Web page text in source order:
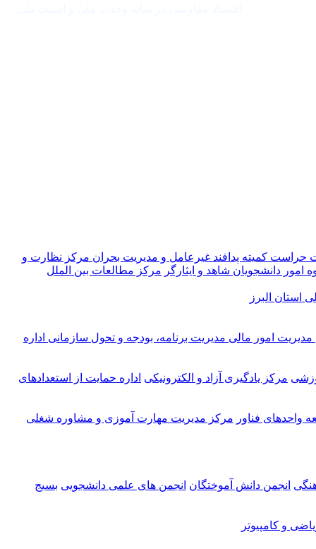
حراست کمیته پدافند غیرعامل و مدیریت بحران مرکز نظارت و
امور دانشجویان شاهد و ایثارگر مرکز مطالعات بین الملل
استان البرز
مدیریت امور مالی مدیریت برنامه، بودجه و تحول سازمانی اداره
مرکز یادگیری آزاد و الکترونیکی اداره حمایت از استعدادهای
واحدهای فناور مرکز مدیریت مهارت آموزی و مشاوره شغلی
انجمن دانش آموختگان انجمن های علمی دانشجویی بسیج
و کامپیوتر